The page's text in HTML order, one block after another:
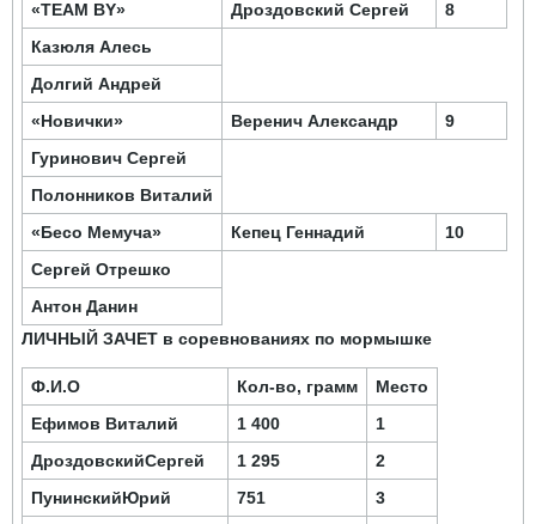
«TEAM BY»
Дроздовский Сергей
8
Казюля Алесь
Долгий Андрей
«Новички»
Веренич Александр
9
Гуринович Сергей
Полонников Виталий
«Бесо Мемуча»
Кепец Геннадий
10
Сергей Отрешко
Антон Данин
ЛИЧНЫЙ ЗАЧЕТ в соревнованиях по мормышке
Ф.И.О Кол-во, грамм
Место
Ефимов Виталий
1 400
1
ДроздовскийСергей 1 295
2
ПунинскийЮрий 751
3